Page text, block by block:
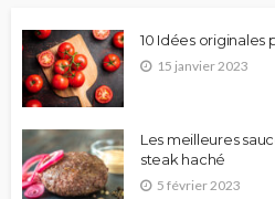
10 Idées originales
15 janvier 2023
Les meilleures
steak haché
5 février 2023